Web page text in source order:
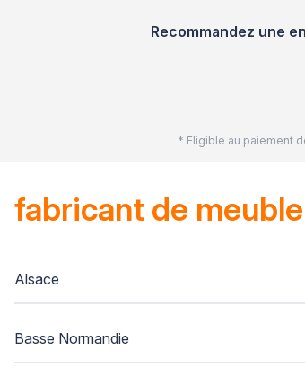
Recommandez une
* Eligible au paiement
fabricant de meuble
Alsace
Basse Normandie